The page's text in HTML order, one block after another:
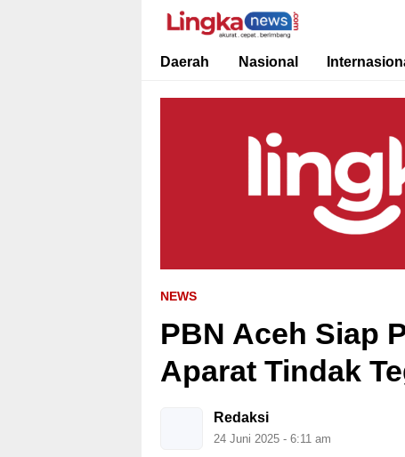
Lingkanews
Akurat. Cepat & Berimbang
Daerah Nasional
NEWS
PBN Aceh Siap
Aparat Tindak
Redaksi
24 Juni 2025 - 6:11 am